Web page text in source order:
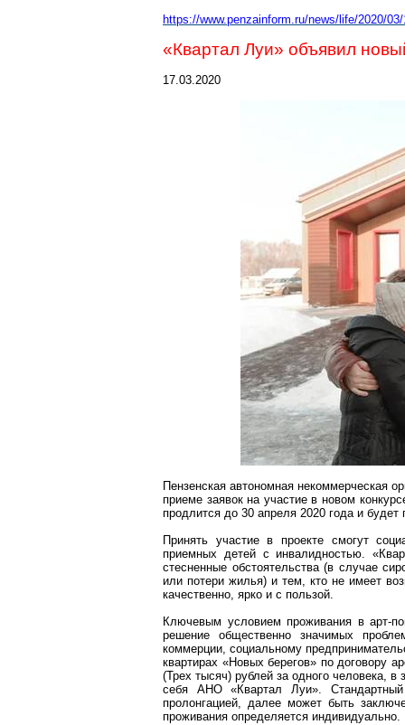
https://www.penzainform.ru/news/life/2020/
«Квартал Луи» объявил
17.03.2020
Пензенская автономная некоммерческая
приеме заявок на участие в новом
продлится до 30 апреля 2020 года и
Принять участие в проекте смогут
приемных детей с инвалидностью.
стесненные обстоятельства (в случае
или потери жилья) и тем, кто не имеет
качественно, ярко и с пользой.
Ключевым условием проживания варт-
решение общественно значимых
коммерции, социальному
квартирах «Новых берегов» по договору
(Трех тысяч) рублей за одного человека,
себя АНО «Квартал Луи».
пролонгацией, далее может быть
проживания определяется индивидуально.